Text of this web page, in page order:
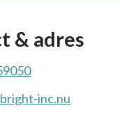
& adres
inc.nu